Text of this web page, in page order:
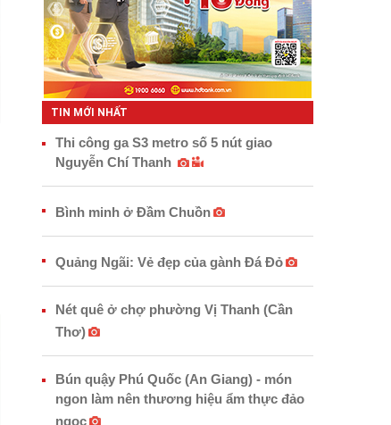
TIN MỚI NHẤT
Thi công ga S3 metro số 5 nút giao
Nguyễn Chí Thanh
Bình minh ở Đầm Chuồn
Quảng Ngãi: Vẻ đẹp của gành Đá Đỏ
Nét quê ở chợ phường Vị Thanh (Cần
Thơ)
Bún quậy Phú Quốc (An Giang) - món
ngon làm nên thương hiệu ẩm thực đảo
ngọc